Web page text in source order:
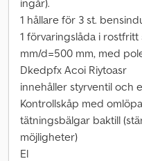
ingår).
1 hållare för 3 st.
1 förvaringslåda i
mm/d=500 mm, med
Dkedpfx Acoi Riytoasr
innehåller styrventil och
Kontrollskåp med
tätningsbälgar baktill
möjligheter)
El